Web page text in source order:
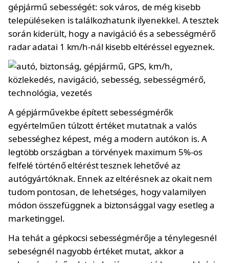
gépjármű sebességét: sok város, de még kisebb
településeken is találkozhatunk ilyenekkel. A tesztek
során kiderült, hogy a navigáció és a sebességmérő
radar adatai 1 km/h-nál kisebb eltéréssel egyeznek.
A gépjárművekbe épített sebességmérők
egyértelműen túlzott értéket mutatnak a valós
sebességhez képest, még a modern autókon is. A
legtöbb országban a törvények maximum 5%-os
felfelé történő eltérést tesznek lehetővé az
autógyártóknak. Ennek az eltérésnek az okait nem
tudom pontosan, de lehetséges, hogy valamilyen
módon összefüggnek a biztonsággal vagy esetleg a
marketinggel.
Ha tehát a gépkocsi sebességmérője a ténylegesnél
sebeségnél nagyobb értéket mutat, akkor a